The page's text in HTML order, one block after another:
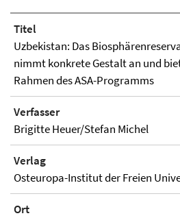
Titel
Uzbekistan: Das
nimmt konkrete Gestalt an und
Rahmen des ASA-Programms
Verfasser
Brigitte Heuer/Stefan Michel
Verlag
Osteuropa-Institut der Freien
Ort